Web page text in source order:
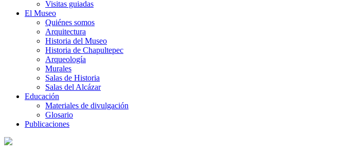
Visitas guiadas
El Museo
Quiénes somos
Arquitectura
Historia del Museo
Historia de Chapultepec
Arqueología
Murales
Salas de Historia
Salas del Alcázar
Educación
Materiales de divulgación
Glosario
Publicaciones